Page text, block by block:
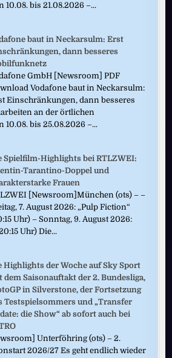
bis 21.08.2026 –...
baut in Neckarsulm: Erst
dann besseres
GmbH [Newsroom] PDF
Vodafone baut in Neckarsulm:
Einschränkungen, dann besseres
an der örtlichen
bis 25.08.2026 –...
Spielfilm-Highlights bei RTLZWEI:
Tarantino-Doppel und
Frauen
[Newsroom]München (ots) – –
7. August 2026: „Pulp Fiction“
Uhr) – Sonntag, 9. August 2026:
Uhr) Die...
Highlights der Woche auf Sky Sport
dem Saisonauftakt der 2. Bundesliga,
in Silverstone, der Fortsetzung
Testspielsommers und „Transfer
die Show“ ab sofort auch bei
Unterföhring (ots) – 2.
2026/27 Es geht endlich wieder